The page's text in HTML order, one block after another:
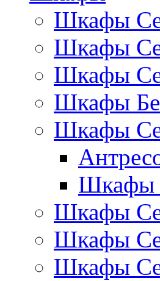
Шкафы
Шкафы
Шкафы
Шкафы
Шкафы
Шкафы
Шкафы
Шкафы